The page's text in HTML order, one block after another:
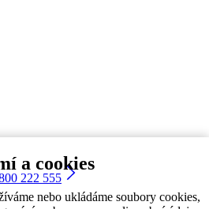
a cookies
nebo ukládáme soubory cookies,
222 555